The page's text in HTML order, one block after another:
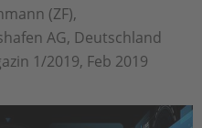
(ZF),
AG, Deutschland
1/2019, Feb 2019